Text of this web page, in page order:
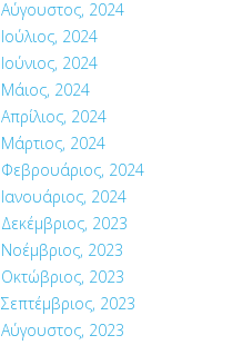
Αύγουστος, 2024
Ιούλιος, 2024
Ιούνιος, 2024
Μάιος, 2024
Απρίλιος, 2024
Μάρτιος, 2024
Φεβρουάριος, 2024
Ιανουάριος, 2024
Δεκέμβριος, 2023
Νοέμβριος, 2023
Οκτώβριος, 2023
Σεπτέμβριος, 2023
Αύγουστος, 2023